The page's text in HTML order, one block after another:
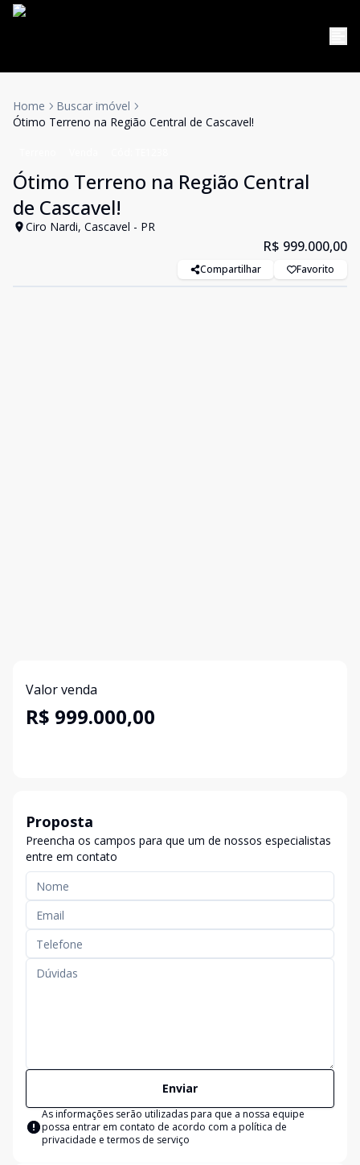
Home
Buscar imóvel
Ótimo Terreno na Região Central de Cascavel!
Ótimo Terreno na Região Central
de Cascavel!
Ciro Nardi, Cascavel - PR
R$ 999.000,00
Compartilhar Favorito
Valor venda
R$ 999.000,00
Proposta
Preencha os campos para que um de nossos especialistas
entre em contato
Enviar
As informações serão utilizadas para que a nossa equipe
possa entrar em contato de acordo com a política de
privacidade e termos de serviço